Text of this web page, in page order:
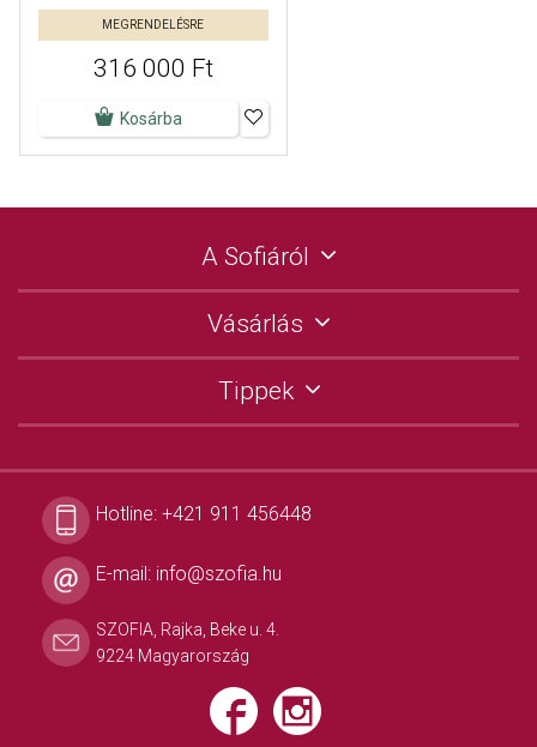
MEGRENDELÉSRE
316 000 Ft
Kosárba
A Sofiáról
Vásárlás
Tippek
Hotline: +421 911 456448
E-mail: info@szofia.hu
SZOFIA, Rajka, Beke u. 4.
9224 Magyarország